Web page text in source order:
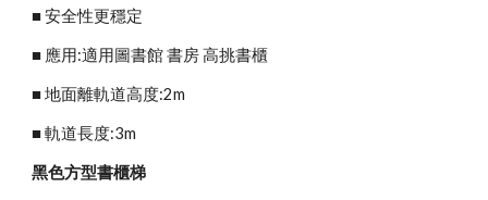
■ 安全性更穩定
■ 應用:適用圖書館 書房 高挑書櫃
■ 地面離軌道高度:2m
■ 軌道長度:3m
黑色方型書櫃梯